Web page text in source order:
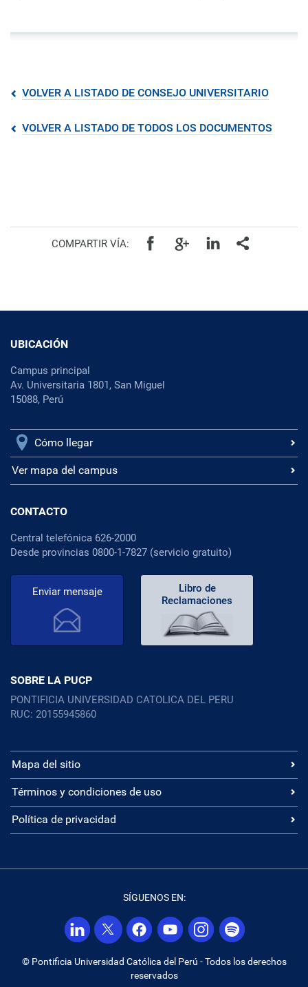
VOLVER A LISTADO DE CONSEJO UNIVERSITARIO
VOLVER A LISTADO DE TODOS LOS DOCUMENTOS
COMPARTIR VÍA:
UBICACIÓN
Campus principal
Av. Universitaria 1801, San Miguel
15088, Perú
Cómo llegar
Ver mapa del campus
CONTACTO
Central telefónica 626-2000
Desde provincias 0800-1-7827 (servicio gratuito)
Enviar mensaje
Libro de
Reclamaciones
SOBRE LA PUCP
PONTIFICIA UNIVERSIDAD CATOLICA DEL PERU
RUC: 20155945860
Mapa del sitio
Términos y condiciones de uso
Política de privacidad
SÍGUENOS EN:
© Pontificia Universidad Católica del Perú - Todos los derechos
reservados